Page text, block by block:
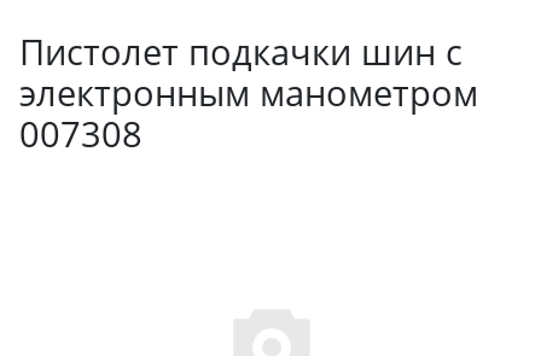
Пистолет подкачки шин с
электронным манометром
007308